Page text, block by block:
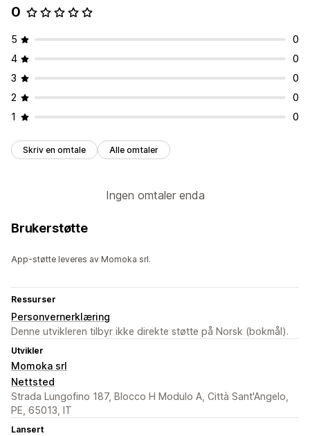
0
5
0
4
0
3
0
2
0
1
0
Skriv en omtale Alle omtaler
Ingen omtaler enda
Brukerstøtte
App-støtte leveres av Momoka srl.
Ressurser
Personvernerklæring
Denne utvikleren tilbyr ikke direkte støtte på Norsk (bokmål).
Utvikler
Momoka srl
Nettsted
Strada Lungofino 187, Blocco H Modulo A, Città Sant'Angelo,
PE, 65013, IT
Lansert